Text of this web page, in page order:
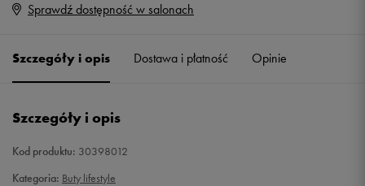
Rozmiary EU
22 14 cm
Sprawdź dostępność w salonach
Szczegóły i opis Dostawa i płatność Opinie
Szczegóły i opis
Kod produktu: 30398012
Kategoria: Buty lifestyle